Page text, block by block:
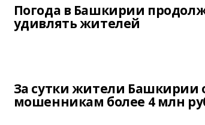
Погода в Башкирии
удивлять жителей
За сутки жители Башкирии
мошенникам более 4 млн